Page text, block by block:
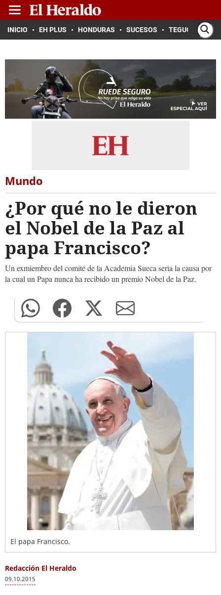
INICIO EH PLUS HONDURAS SUCESOS TEGUCIGALPA
Mundo
¿Por qué no le dieron
el Nobel de la Paz al
papa Francisco?
Un exmiembro del comité de la Academia Sueca seria la causa por
la cual un Papa nunca ha recibido un premio Nobel de la Paz.
El papa Francisco.
Redacción El Heraldo
09.10.2015